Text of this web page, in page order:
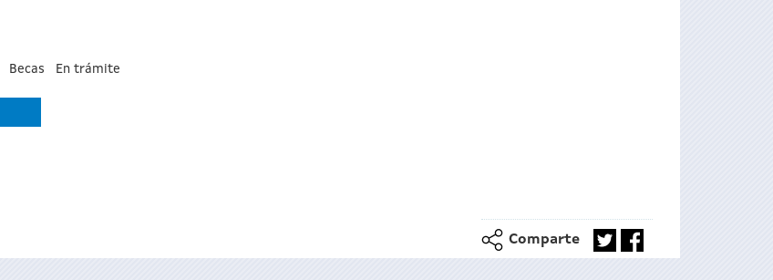
Becas En trámite
Comparte